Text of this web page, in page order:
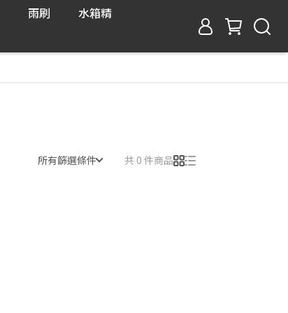
雨刷
水箱精
所有篩選條件 共 0 件商品